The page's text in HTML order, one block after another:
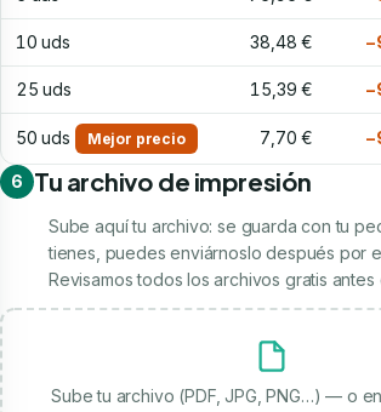
10 uds 38,48 €
25 uds 15,39 €
50 uds Mejor precio 7,70 €
6 Tu archivo de impresión
Sube aquí tu archivo: se guarda con tu
tienes, puedes enviárnoslo después por
Revisamos todos los archivos gratis antes
Sube tu archivo (PDF, JPG, PNG…) — o